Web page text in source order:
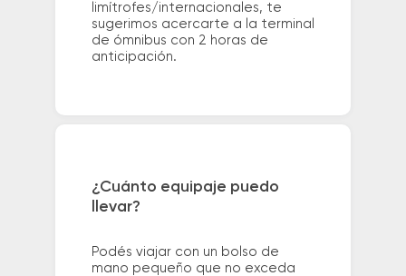
limítrofes/internacionales, te
sugerimos acercarte a la terminal
de ómnibus con 2 horas de
anticipación.
¿Cuánto equipaje puedo
llevar?
Podés viajar con un bolso de
mano pequeño que no exceda